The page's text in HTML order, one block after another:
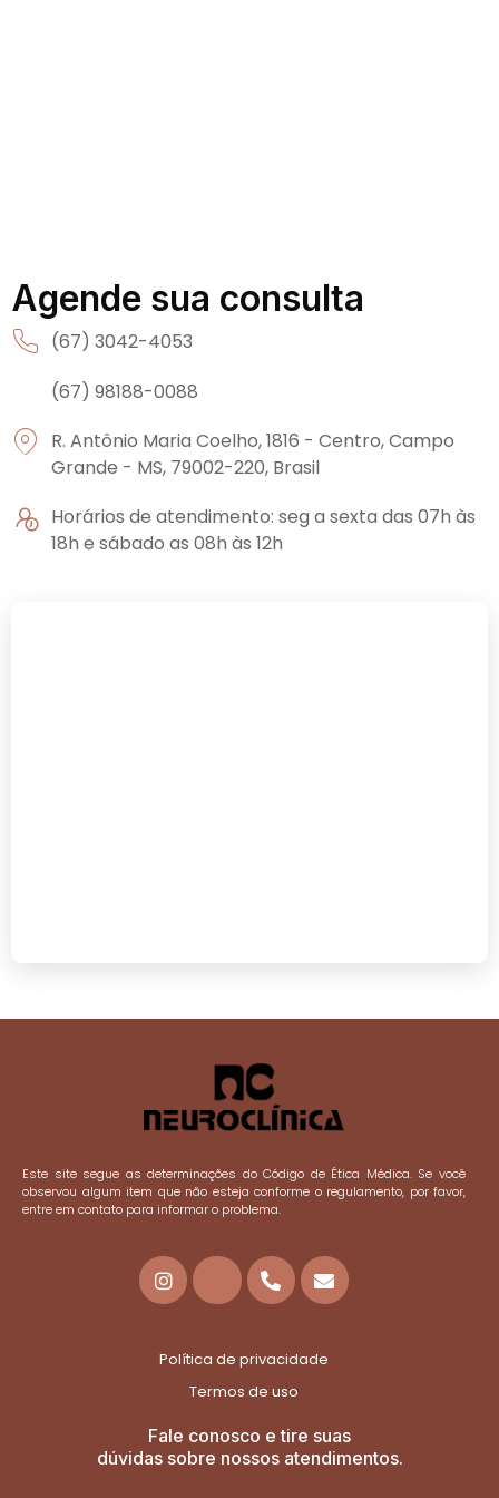
Agende sua consulta
(67) 3042-4053
(67) 98188-0088
R. Antônio Maria Coelho, 1816 - Centro, Campo
Grande - MS, 79002-220, Brasil
Horários de atendimento: seg a sexta das 07h às
18h e sábado as 08h às 12h
Este site segue as determinações do Código de Ética Médica. Se você
observou algum item que não esteja conforme o regulamento, por favor,
entre em contato para informar o problema.
Política de privacidade
Termos de uso
Fale conosco e tire suas
dúvidas sobre nossos atendimentos.